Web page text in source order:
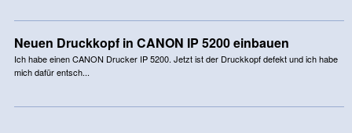
Neuen Druckkopf in CANON IP 5200 einbauen
Ich habe einen CANON Drucker IP 5200. Jetzt ist der Druckkopf defekt und ich habe
mich dafür entsch...